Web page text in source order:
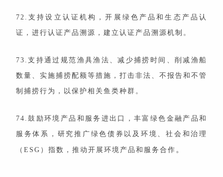
72.支持设立认证机构，开展绿色产品和生态产品认
证，进行认证产品溯源，建立认证产品溯源机制。
73.支持通过规范渔具渔法、减少捕捞时间、削减渔船
数量、实施捕捞配额等措施，打击非法、不报告和不管
制捕捞行为，以保护相关鱼类种群。
74.鼓励环境产品和服务进出口，丰富绿色金融产品和
服务体系，研究推广绿色债券以及环境、社会和治理
（ESG）指数，推动开展环境产品和服务合作 。